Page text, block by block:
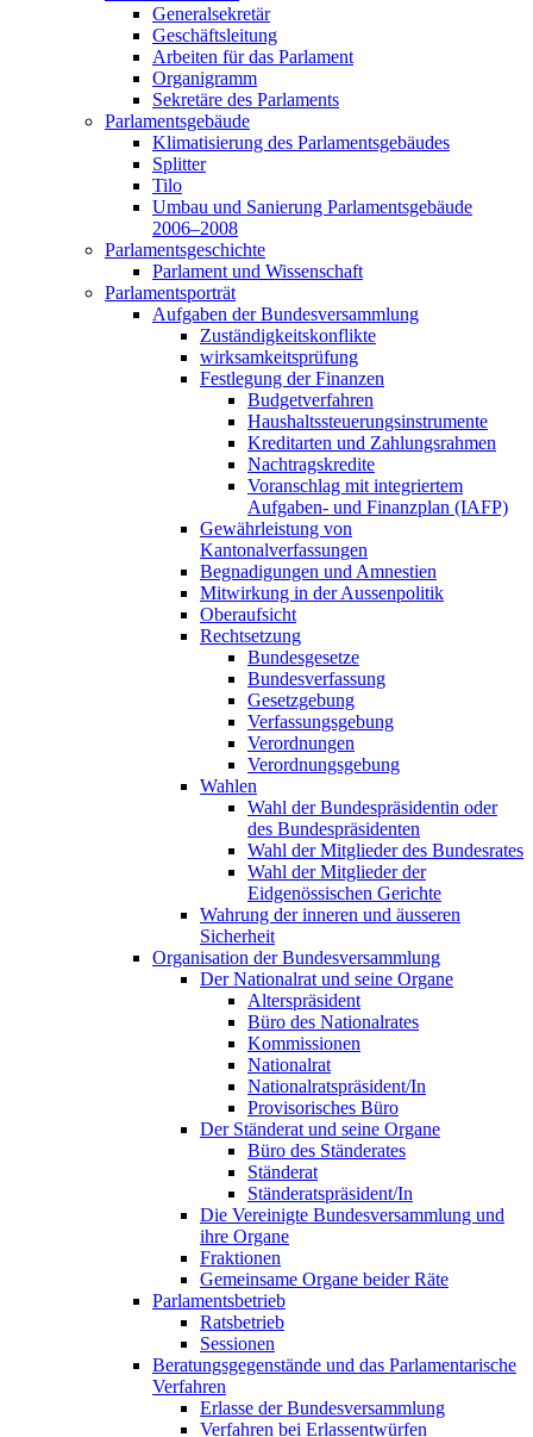
Generalsekretär
Geschäftsleitung
Arbeiten für das Parlament
Organigramm
Sekretäre des Parlaments
Parlamentsgebäude
Klimatisierung des Parlamentsgebäudes
Splitter
Tilo
Umbau und Sanierung Parlamentsgebäude
2006–2008
Parlamentsgeschichte
Parlament und Wissenschaft
Parlamentsporträt
Aufgaben der Bundesversammlung
Zuständigkeitskonflikte
wirksamkeitsprüfung
Festlegung der Finanzen
Budgetverfahren
Haushaltssteuerungsinstrumente
Kreditarten und Zahlungsrahmen
Nachtragskredite
Voranschlag mit integriertem
Aufgaben- und Finanzplan (IAFP)
Gewährleistung von
Kantonalverfassungen
Begnadigungen und Amnestien
Mitwirkung in der Aussenpolitik
Oberaufsicht
Rechtsetzung
Bundesgesetze
Bundesverfassung
Gesetzgebung
Verfassungsgebung
Verordnungen
Verordnungsgebung
Wahlen
Wahl der Bundespräsidentin oder
des Bundespräsidenten
Wahl der Mitglieder des Bundesrates
Wahl der Mitglieder der
Eidgenössischen Gerichte
Wahrung der inneren und äusseren
Sicherheit
Organisation der Bundesversammlung
Der Nationalrat und seine Organe
Alterspräsident
Büro des Nationalrates
Kommissionen
Nationalrat
Nationalratspräsident/In
Provisorisches Büro
Der Ständerat und seine Organe
Büro des Ständerates
Ständerat
Ständeratspräsident/In
Die Vereinigte Bundesversammlung und
ihre Organe
Fraktionen
Gemeinsame Organe beider Räte
Parlamentsbetrieb
Ratsbetrieb
Sessionen
Beratungsgegenstände und das Parlamentarische
Verfahren
Erlasse der Bundesversammlung
Verfahren bei Erlassentwürfen